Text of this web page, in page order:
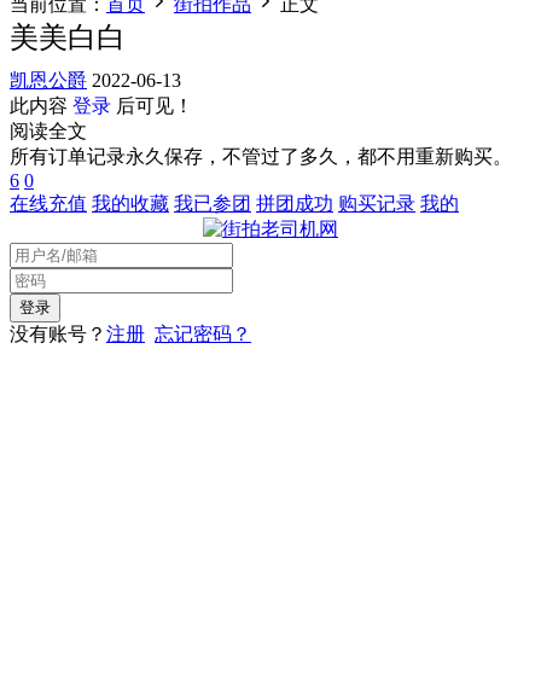
当前位置： 首页 街拍作品 正文
美美白白
凯恩公爵 2022-06-13
此内容 登录 后可见！
阅读全文
所有订单记录永久保存，不管过了多久，都不用重新购买。
6 0
在线充值 我的收藏 我已参团 拼团成功 购买记录 我的
没有账号？ 注册 忘记密码？